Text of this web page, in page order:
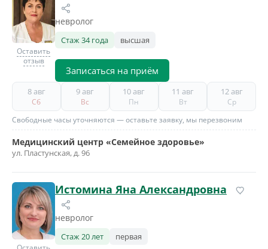
Оставить
отзыв
невролог
Стаж 34 года высшая
Записаться на приём
8 авг
Сб
9 авг
Вс
10 авг
Пн
11 авг
Вт
12 авг
Ср
Свободные часы уточняются — оставьте заявку, мы перезвоним
Медицинский центр «Семейное здоровье»
ул. Пластунская, д. 96
Истомина Яна Александровна
невролог
Стаж 20 лет первая